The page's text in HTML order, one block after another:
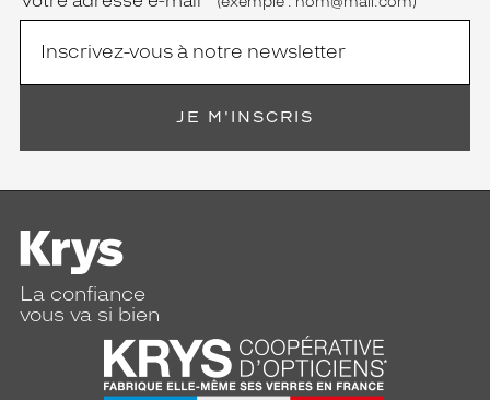
JE M'INSCRIS
La confiance
vous va si bien